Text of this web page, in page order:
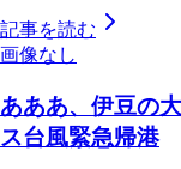
記事を読む
画像なし
あああ、伊豆の
ス台風緊急帰港